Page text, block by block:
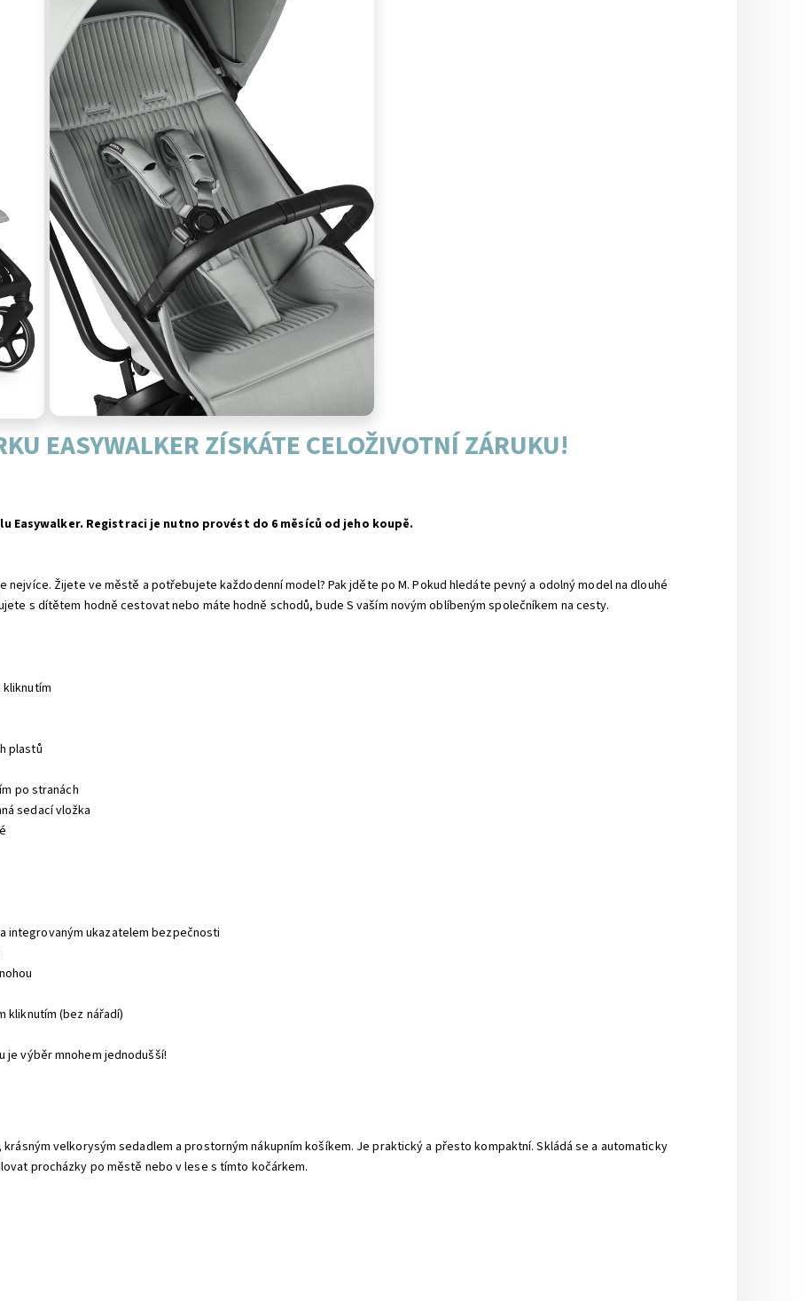
EASYWALKER ZÍSKÁTE CELOŽIVOTNÍ ZÁRUKU!
Registraci je nutno provést do 6 měsíců od jeho koupě.
nejvíce. Žijete ve městě a potřebujete každodenní model? Pak jděte po M. Pokud hledáte pevný a odolný model na dlouhé
s dítětem hodně cestovat nebo máte hodně schodů, bude S vaším novým oblíbeným společníkem na cesty.
plastů
po stranách
sedací vložka
integrovaným ukazatelem bezpečnosti
kliknutím (bez nářadí)
je výběr mnohem jednodušší!
velkorysým sedadlem a prostorným nákupním košíkem. Je praktický a přesto kompaktní. Skládá se a automaticky
procházky po městě nebo v lese s tímto kočárkem.